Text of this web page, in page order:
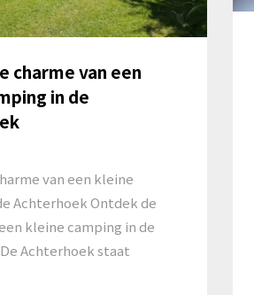
charme van een
in de
van een kleine
Achterhoek Ontdek de
kleine camping in de
Achterhoek staat